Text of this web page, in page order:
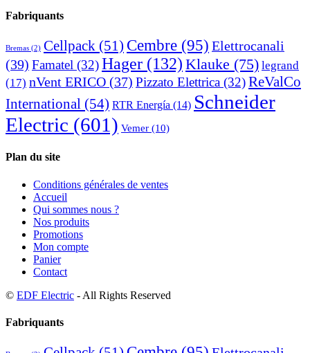
Fabriquants
Bremas (2) Cellpack (51) Cembre (95) Elettrocanali
(39) Famatel (32)Hager (132) Klauke (75) legrand
(17) nVent ERICO (37) Pizzato Elettrica (32)ReValCo
International (54) RTR Energía (14) Schneider
Electric (601) Vemer (10)
Plan du site
Conditions générales de ventes
Accueil
Qui sommes nous ?
Nos produits
Promotions
Mon compte
Panier
Contact
© EDF Electric - All Rights Reserved
Fabriquants